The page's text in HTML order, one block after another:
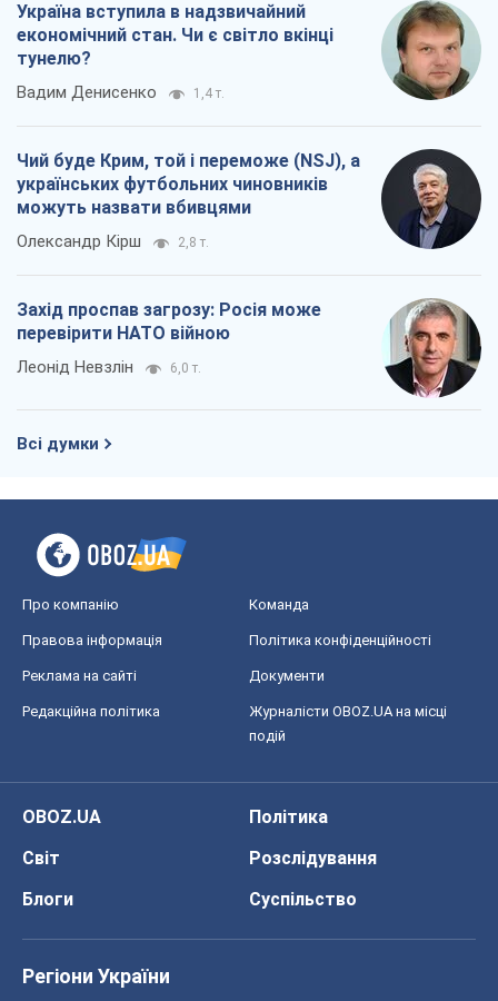
Україна вступила в надзвичайний
економічний стан. Чи є світло вкінці
тунелю?
Вадим Денисенко 1,4 т.
Чий буде Крим, той і переможе (NSJ), а
українських футбольних чиновників
можуть назвати вбивцями
Олександр Кірш 2,8 т.
Захід проспав загрозу: Росія може
перевірити НАТО війною
Леонід Невзлін 6,0 т.
Всі думки
Про компанію Команда
Правова інформація Політика конфіденційності
Реклама на сайті Документи
Редакційна політика
Журналісти OBOZ.UA на місці
подій
OBOZ.UA
Політика
Світ
Розслідування
Блоги
Суспільство
Регіони України